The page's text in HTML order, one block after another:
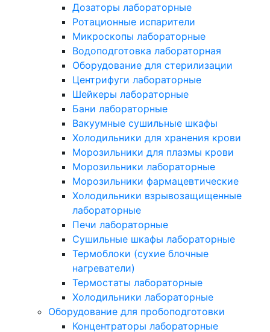
Дозаторы лабораторные
Ротационные испарители
Микроскопы лабораторные
Водоподготовка лабораторная
Оборудование для стерилизации
Центрифуги лабораторные
Шейкеры лабораторные
Бани лабораторные
Вакуумные сушильные шкафы
Холодильники для хранения крови
Морозильники для плазмы крови
Морозильники лабораторные
Морозильники фармацевтические
Холодильники взрывозащищенные
лабораторные
Печи лабораторные
Сушильные шкафы лабораторные
Термоблоки (сухие блочные
нагреватели)
Термостаты лабораторные
Холодильники лабораторные
Оборудование для пробоподготовки
Концентраторы лабораторные